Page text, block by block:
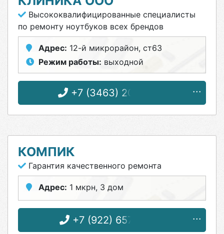
Высококвалифицированные специалисты
по ремонту ноутбуков всех брендов
Адрес: 12-й микрорайон, ст63
Режим работы: выходной
+7 (3463) 20-09-19
КОМПИК
Гарантия качественного ремонта
Адрес: 1 мкрн, 3 дом
+7 (922) 657-77-79